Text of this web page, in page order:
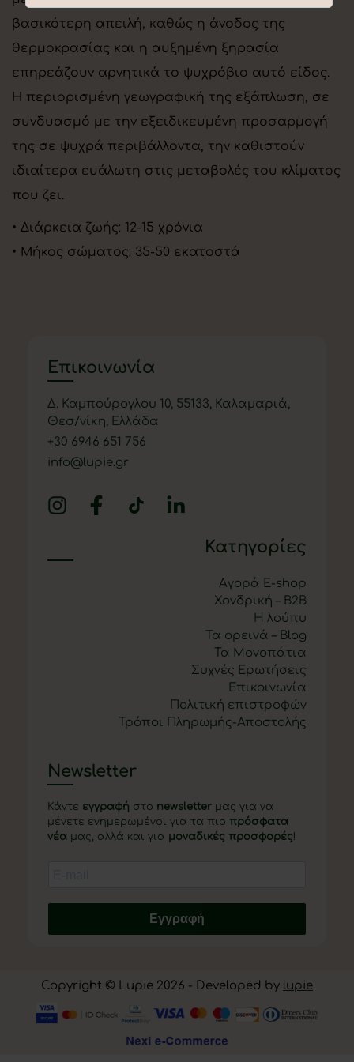
βασικότερη απειλή, καθώς η άνοδος της
θερμοκρασίας και η αυξημένη ξηρασία
επηρεάζουν αρνητικά το ψυχρόβιο αυτό είδος.
Η περιορισμένη γεωγραφική της εξάπλωση, σε
συνδυασμό με την εξειδικευμένη προσαρμογή
της σε ψυχρά περιβάλλοντα, την καθιστούν
ιδιαίτερα ευάλωτη στις μεταβολές του κλίματος
που ζει.
• Διάρκεια ζωής: 12-15 χρόνια
• Μήκος σώματος: 35-50 εκατοστά
Επικοινωνία
Δ. Καμπούρογλου 10, 55133, Καλαμαριά,
Θεσ/νίκη, Ελλάδα
+30 6946 651 756
info@lupie.gr
Κατηγορίες
Αγορά E-shop
Χονδρική – B2B
Η λούπυ
Τα ορεινά – Blog
Τα Μονοπάτια
Συχνές Ερωτήσεις
Επικοινωνία
Πολιτική επιστροφών
Τρόποι Πληρωμής-Αποστολής
Newsletter
Κάντε εγγραφή στο newsletter μας για να
μένετε ενημερωμένοι για τα πιο πρόσφατα
νέα μας, αλλά και για μοναδικές προσφορές!
Εγγραφή
Copyright © Lupie 2026 - Developed by lupie